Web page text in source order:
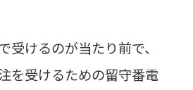
受けるのが当たり前で、
を受けるための留守番電